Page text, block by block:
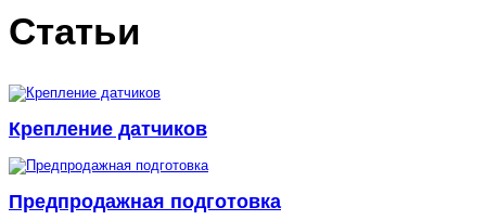
Статьи
Крепление датчиков
Предпродажная подготовка